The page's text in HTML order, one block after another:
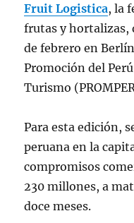
Fruit Logistica, la
frutas y hortalizas,
de febrero en
Promoción del
Turismo
Para esta edición,
peruana en la
compromisos
230 millones, a
doce meses.